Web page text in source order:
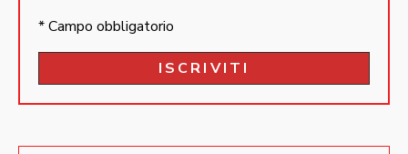
* Campo obbligatorio